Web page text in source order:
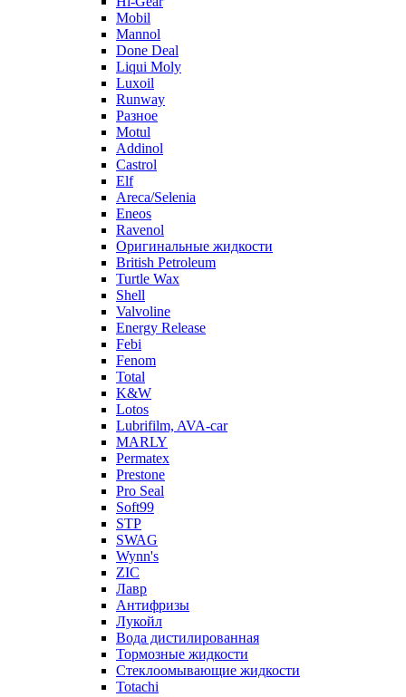
Mobil
Mannol
Done Deal
Liqui Moly
Luxoil
Runway
Разное
Motul
Addinol
Castrol
Elf
Areca/Selenia
Eneos
Ravenol
Оригинальные жидкости
British Petroleum
Turtle Wax
Shell
Valvoline
Energy Release
Febi
Fenom
Total
K&W
Lotos
Lubrifilm, AVA-car
MARLY
Permatex
Prestone
Pro Seal
Soft99
STP
SWAG
Wynn's
ZIC
Лавр
Антифризы
Лукойл
Вода дистилированная
Тормозные жидкости
Стеклоомывающие жидкости
Totachi